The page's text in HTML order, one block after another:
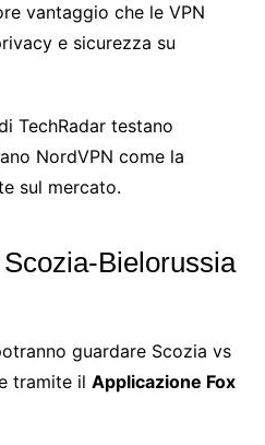
vantaggio che le VPN
e sicurezza su
TechRadar testano
NordVPN come la
sul mercato.
Bielorussia
guardare Scozia vs
tramite il Applicazione Fox